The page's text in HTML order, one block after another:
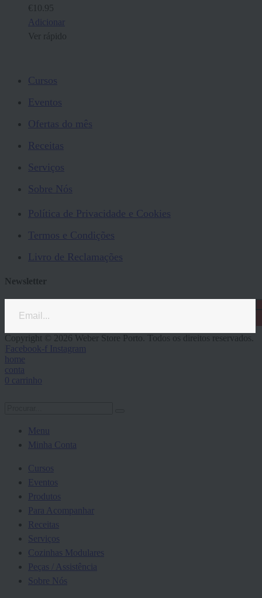
€ 10.95
Adicionar
Ver rápido
Cursos
Eventos
Ofertas do mês
Receitas
Serviços
Sobre Nós
Política de Privacidade e Cookies
Termos e Condições
Livro de Reclamações
Newsletter
Copyright © 2026 Weber Store Porto. Todos os direitos reservados.
Facebook-f Instagram
home
conta
0 carrinho
Menu
Minha Conta
Cursos
Eventos
Produtos
Para Acompanhar
Receitas
Serviços
Cozinhas Modulares
Peças / Assistência
Sobre Nós